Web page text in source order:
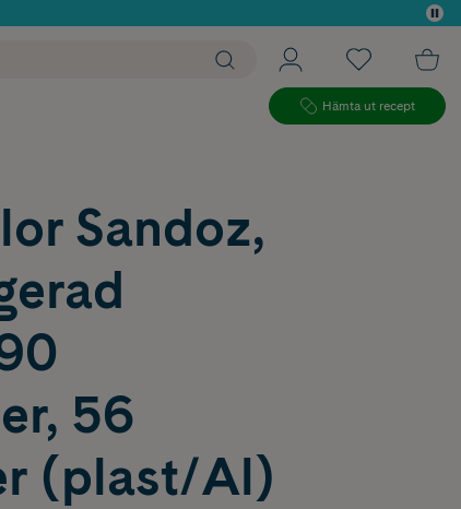
Hämta ut recept
Sandoz,
56
(plast/Al)